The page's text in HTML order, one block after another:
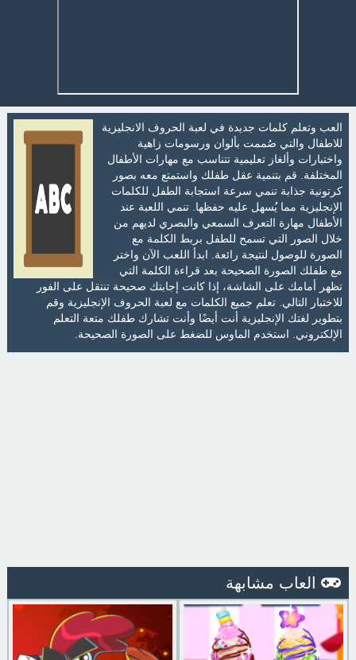
العب وتعلم كلمات جديدة في لعبة الحروف الانجليزية
للاطفال والتي صُممت بألوان ورسومات زاهية
واختبارات وألغاز تعليمية تتناسب مع مهارات الأطفال
المختلفة. قم بتنمية عقل طفلك واستمتع معه بصور
كرتونية جذابة تنمي سرعة استجابة الطفل للكلمات
الإنجليزية مما يُسهل عليه حفظها. تنمي اللعبة عند
الأطفال مهارة التعرف السمعي والبصري لديهم من
خلال الصور التي تسمح للطفل بربط الكلمة مع
الصورة للوصول لنتيجة رائعة. ابدأ اللعب الآن واختر
مع طفلك الصورة الصحيحة بعد قراءة الكلمة التي
تظهر أمامك على الشاشة، إذا كانت إجابتك صحيحة تنتقل على الفور
للاختبار التالي. تعلم جميع الكلمات مع لعبة الحروف الإنجليزية وقم
بتطوير لغتك الإنجليزية أنت أيضًا وأنت تشارك طفلك متعة التعلم
الإلكتروني. استخدم الماوس للضغط على الصورة الصحيحة.
العاب مشابهة